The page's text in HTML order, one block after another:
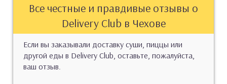
Все честные и правдивые отзывы о
Delivery Club в Чехове
Если вы заказывали доставку суши, пиццы или
другой еды в Delivery Club, оставьте, пожалуйста,
ваш отзыв.